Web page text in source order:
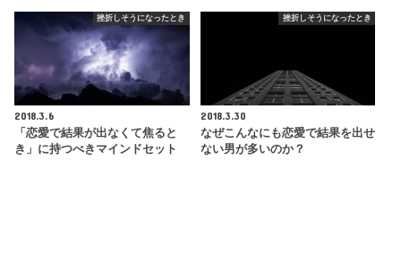
挫折しそうになったとき
2018.3.6
「恋愛で結果が出なくて焦ると
き」に持つべきマインドセット
挫折しそうになったとき
2018.3.30
なぜこんなにも恋愛で結果を出せ
ない男が多いのか？